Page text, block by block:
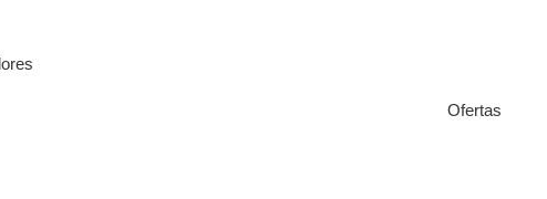
Ofertas